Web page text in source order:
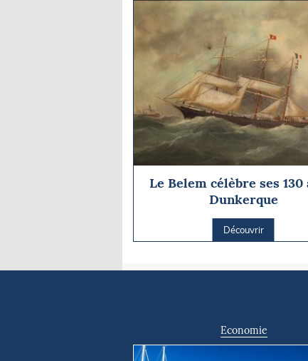
Le Belem célèbre ses 130
Dunkerque
Découvrir
Economie